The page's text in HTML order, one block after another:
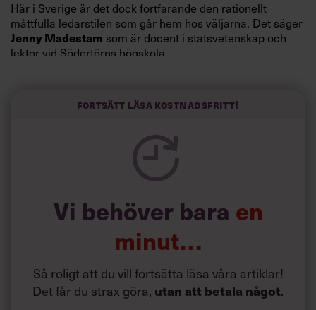
Här i Sverige är det dock fortfarande den rationellt
måttfulla ledarstilen som går hem hos väljarna. Det säger
Jenny Madestam som är docent i statsvetenskap och
lektor vid Södertörns högskola.
kompetenta och stå med båda fötterna på jorden. Hellre
spelevink i högklackat, är hur jag brukar sammanfatta de
önskningar som svenskarna för fram i undersökningar.”
Siri Wikander: ”Led som i
början av pandemin”
Fortsätt läsa kostnadsfritt!
Vi behöver bara en
minut…
Så roligt att du vill fortsätta läsa våra artiklar!
Det får du strax göra, utan att betala något.